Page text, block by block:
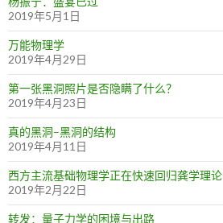
2019年5月1日
万能物理学
2019年4月29日
第一张黑洞照片是否隐瞒了什么？
2019年4月23日
真的黑洞–黑洞的结构
2019年4月11日
西方主流基础物理学正在快速回归龚学理论
2019年2月22日
转发：量子力学的困境与出路